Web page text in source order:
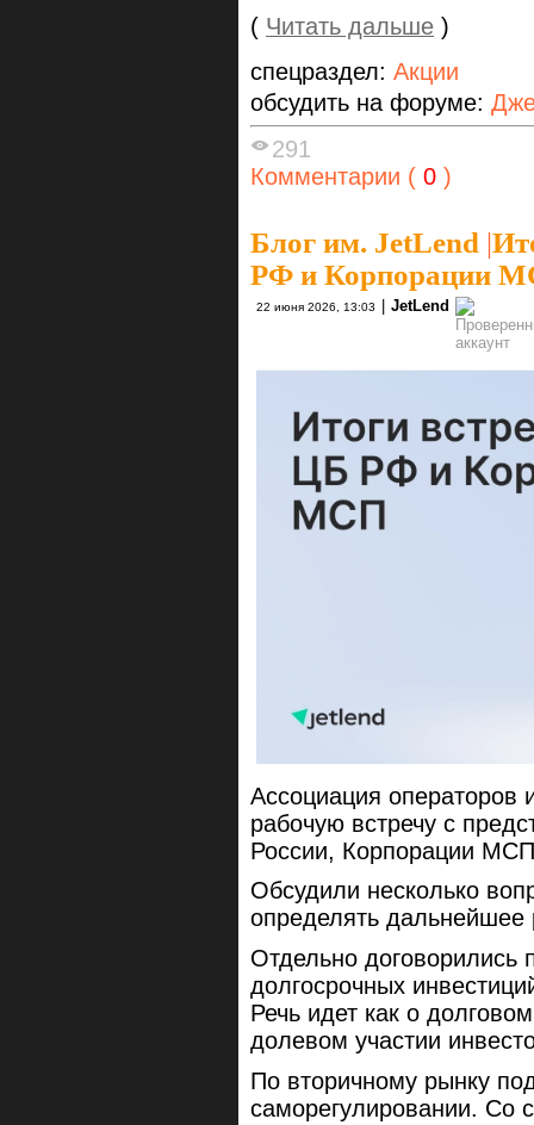
( Читать дальше )
спецраздел: Акции
обсудить на форуме:
291
Комментарии ( 0 )
Блог им. JetLend |
РФ и Корпорации
22 июня 2026, 13:03 | JetLend
Ассоциация операторов
рабочую встречу с
России, Корпорации
Обсудили несколько
определять дальнейшее
Отдельно договорились
долгосрочных
Речь идет как о
долевом участии
По вторичному рынку
саморегулировании. Со